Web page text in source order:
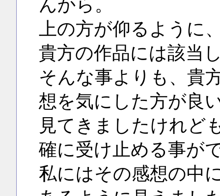
んから。
上の方が仰るように
貴方の作品には該当
そんな事よりも、貴
想を気にした方が良
見てきましたけれど
確に受け止める事が
私にはその感想の中